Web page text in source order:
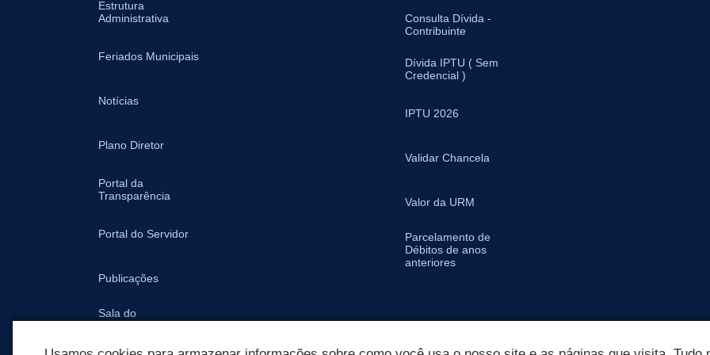
Estrutura
Administrativa
Feriados Municipais
Notícias
Plano Diretor
Portal da
Transparência
Portal do Servidor
Publicações
Sala do
Consulta Dívida -
Contribuinte
Dívida IPTU ( Sem
Credencial )
IPTU 2026
Validar Chancela
Valor da URM
Parcelamento de
Débitos de anos
anteriores